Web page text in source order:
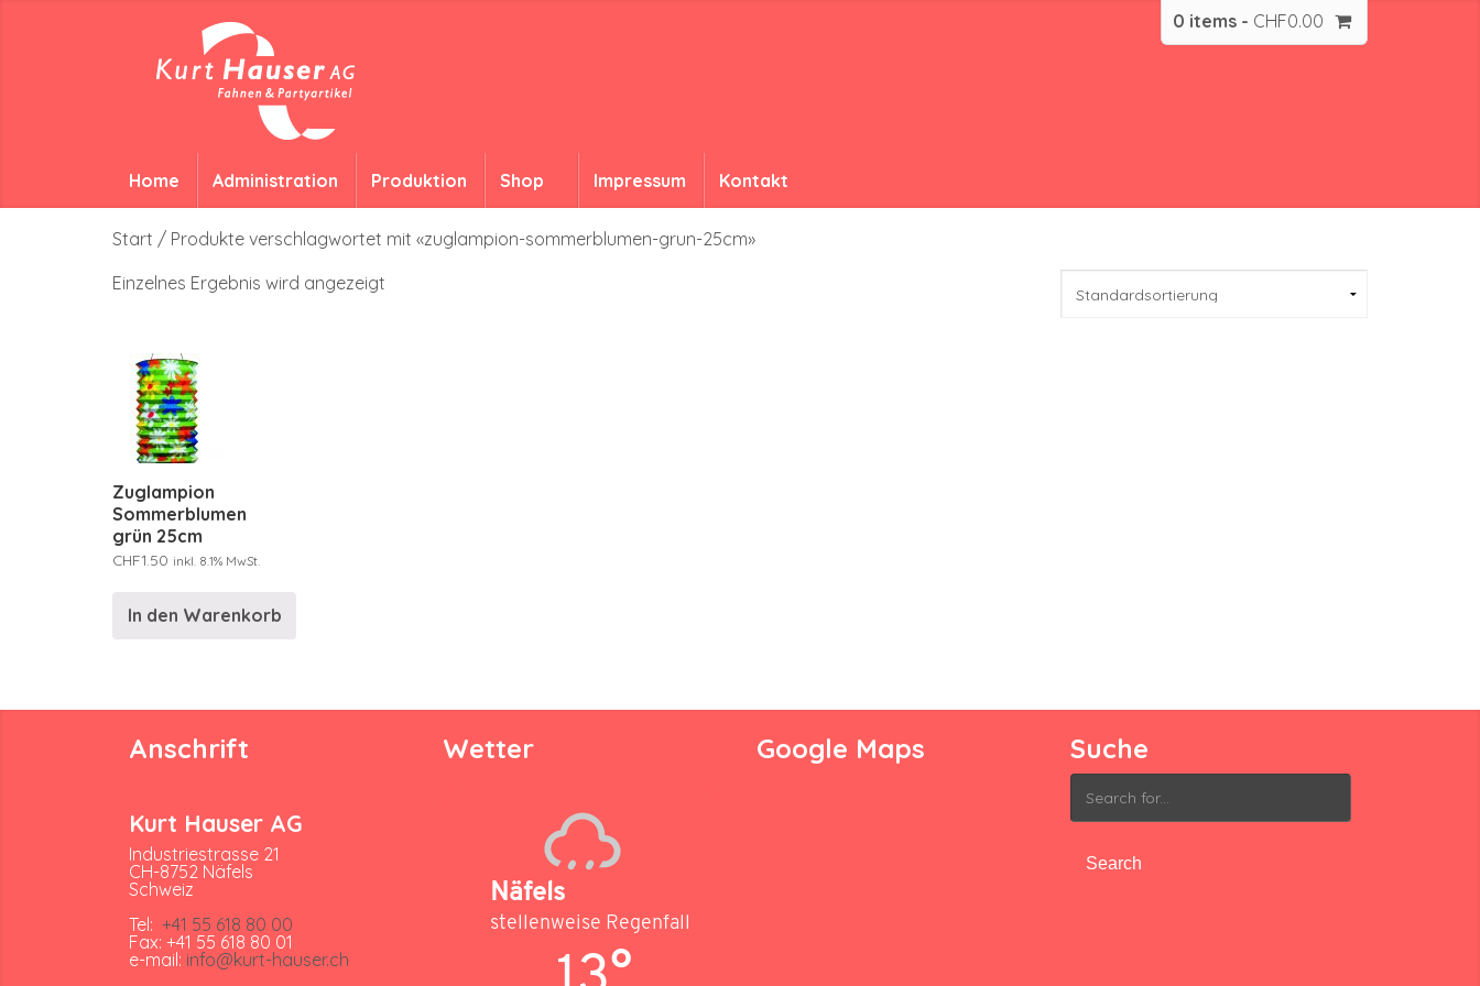
0 items - CHF0.00
Home Administration Produktion Shop Impressum Kontakt
Start / Produkte verschlagwortet mit «zuglampion-sommerblumen-grun-25cm»
Einzelnes Ergebnis wird angezeigt
Zuglampion
Sommerblumen
grün 25cm
CHF1.50 inkl. 8.1% MwSt.
In den Warenkorb
Anschrift
Kurt Hauser AG
Industriestrasse 21
CH-8752 Näfels
Schweiz
Tel: +41 55 618 80 00
Fax: +41 55 618 80 01
e-mail: info@kurt-hauser.ch
Wetter
Näfels
stellenweise Regenfall
Google Maps Suche
Search
for: